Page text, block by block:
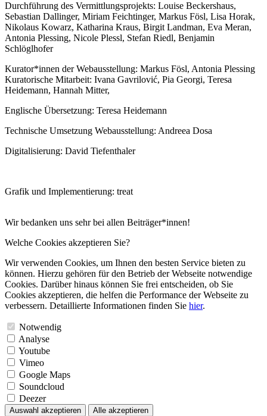
Durchführung des Vermittlungsprojekts: Louise Beckershaus,
Sebastian Dallinger, Miriam Feichtinger, Markus Fösl, Lisa Horak,
Nikolaus Kowarz, Katharina Kraus, Birgit Landman, Eva Meran,
Antonia Plessing, Nicole Plessl, Stefan Riedl, Benjamin
Schlöglhofer
Kurator*innen der Webausstellung: Markus Fösl, Antonia Plessing
Kuratorische Mitarbeit: Ivana Gavrilović, Pia Georgi, Teresa
Heidemann, Hannah Mitter,
Englische Übersetzung: Teresa Heidemann
Technische Umsetzung Webausstellung: Andreea Dosa
Digitalisierung: David Tiefenthaler
Grafik und Implementierung: treat
Wir bedanken uns sehr bei allen Beiträger*innen!
Welche Cookies akzeptieren Sie?
Wir verwenden Cookies, um Ihnen den besten Service bieten zu
können. Hierzu gehören für den Betrieb der Webseite notwendige
Cookies. Darüber hinaus können Sie frei entscheiden, ob Sie
Cookies akzeptieren, die helfen die Performance der Webseite zu
verbessern. Detaillierte Informationen finden Sie hier.
Notwendig
Analyse
Youtube
Vimeo
Google Maps
Soundcloud
Deezer
Auswahl akzeptieren Alle akzeptieren